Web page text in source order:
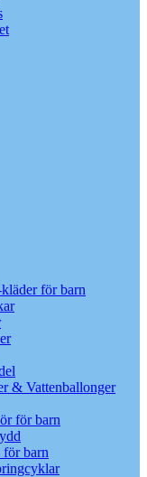
för barn
& Vattenballonger
för barn
för barn